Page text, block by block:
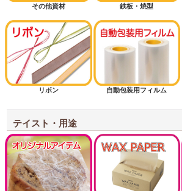
マフィン
半斤用サイズから探す
1斤用サイズから探す
1.5斤用サイズから探す
2斤用サイズから探す
3斤用サイズから探す
掘り出し物
その他資材 鉄板・焼型
リボン 自動包装用フィルム
テイスト・用途